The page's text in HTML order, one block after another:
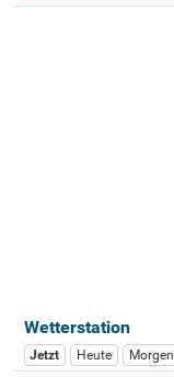
Wetterstation
Jetzt Heute Morgen